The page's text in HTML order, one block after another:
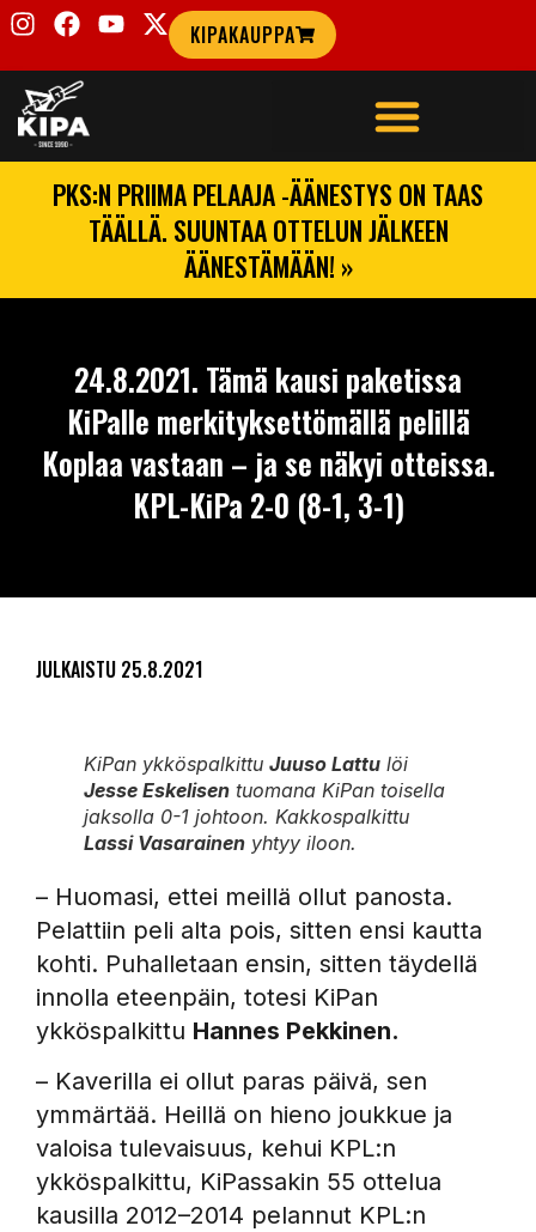
KIPAKAUPPA
PKS:N PRIIMA PELAAJA -ÄÄNESTYS ON TAAS
TÄÄLLÄ. SUUNTAA OTTELUN JÄLKEEN
ÄÄNESTÄMÄÄN! »
24.8.2021. Tämä kausi paketissa
KiPalle merkityksettömällä pelillä
Koplaa vastaan – ja se näkyi otteissa.
KPL-KiPa 2-0 (8-1, 3-1)
JULKAISTU 25.8.2021
KiPan ykköspalkittu Juuso Lattu löi
Jesse Eskelisen tuomana KiPan toisella
jaksolla 0-1 johtoon. Kakkospalkittu
Lassi Vasarainen yhtyy iloon.
– Huomasi, ettei meillä ollut panosta.
Pelattiin peli alta pois, sitten ensi kautta
kohti. Puhalletaan ensin, sitten täydellä
innolla eteenpäin, totesi KiPan
ykköspalkittu Hannes Pekkinen.
– Kaverilla ei ollut paras päivä, sen
ymmärtää. Heillä on hieno joukkue ja
valoisa tulevaisuus, kehui KPL:n
ykköspalkittu, KiPassakin 55 ottelua
kausilla 2012–2014 pelannut KPL:n